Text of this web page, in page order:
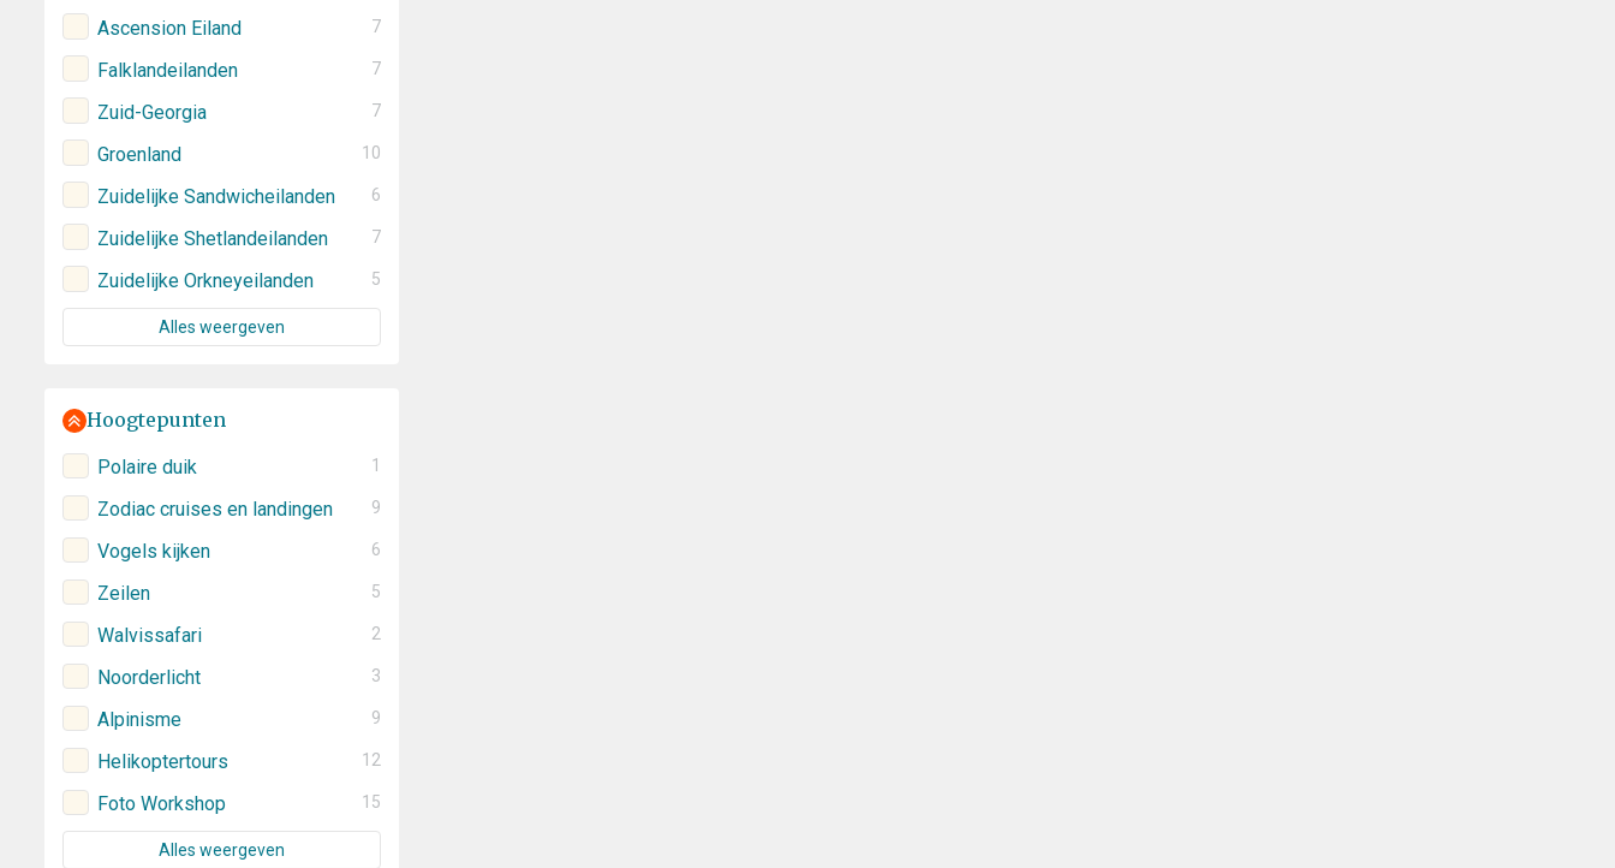
Ascension Eiland 7
Falklandeilanden 7
Zuid-Georgia 7
Groenland 10
Zuidelijke Sandwicheilanden 6
Zuidelijke Shetlandeilanden 7
Zuidelijke Orkneyeilanden 5
Alles weergeven
Hoogtepunten
Polaire duik 1
Zodiac cruises en landingen 9
Vogels kijken 6
Zeilen 5
Walvissafari 2
Noorderlicht 3
Alpinisme 9
Helikoptertours 12
Foto Workshop 15
Alles weergeven